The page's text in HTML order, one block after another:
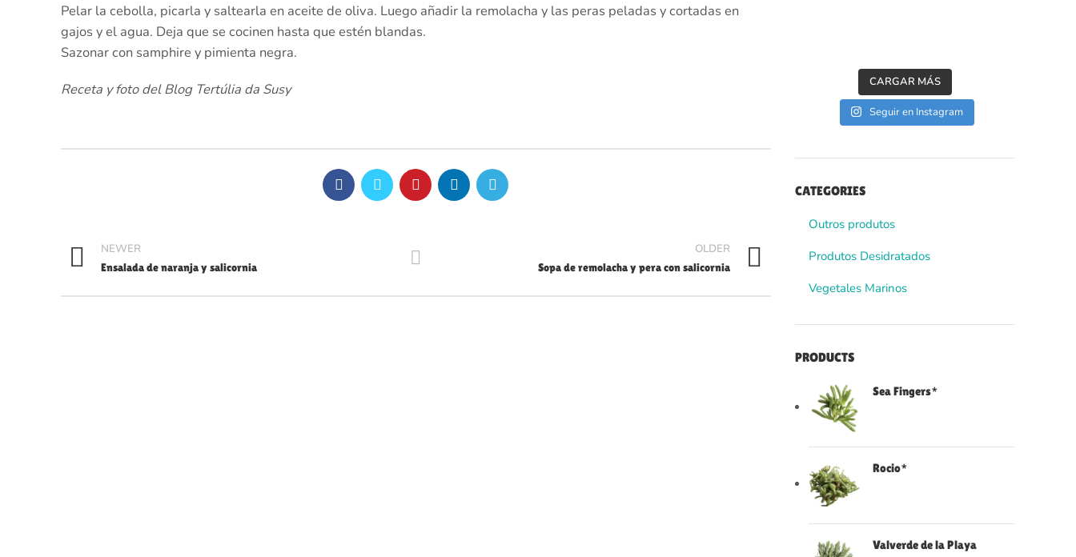
Pelar la cebolla, picarla y saltearla en aceite de oliva. Luego añadir la remolacha y las peras peladas y cortadas en
gajos y el agua. Deja que se cocinen hasta que estén blandas.
Sazonar con samphire y pimienta negra.
Receta y foto del Blog Tertúlia da Susy
NEWER
Ensalada de naranja y salicornia
OLDER
Sopa de remolacha y pera con salicornia
CARGAR MÁS
Seguir en Instagram
CATEGORIES
Outros produtos
Produtos Desidratados
Vegetales Marinos
PRODUCTS
Sea Fingers*
Rocio*
Valverde de la Playa